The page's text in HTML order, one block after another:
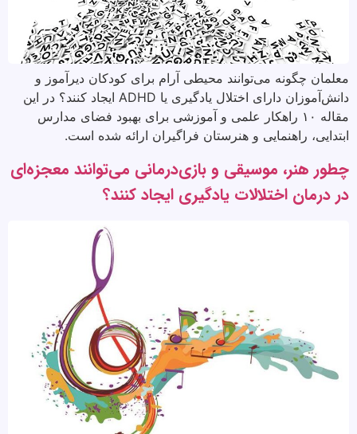
معلمان چگونه می‌توانند محیطی آرام برای کودکان دیرآموز و
دانش‌آموزان دارای اختلال یادگیری یا ADHD ایجاد کنند؟ در این
مقاله ۱۰ راهکار علمی و آموزشی برای بهبود فضای مدارس
ابتدایی، راهنمایی و هنرستان فراگیران ارائه شده است.
چطور هنر، موسیقی و بازی‌درمانی می‌توانند معجزه‌ای
در درمان اختلالات یادگیری ایجاد کنند؟